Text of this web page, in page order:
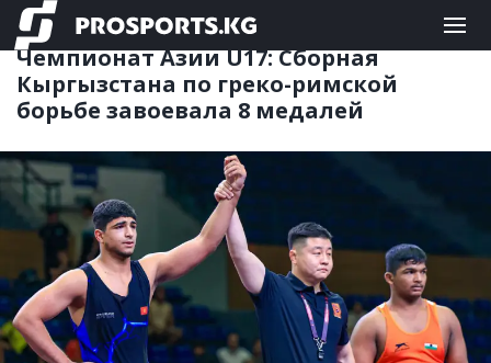
ЕДИНОБОРСТВА 02.06.2026 08:29
Чемпионат Азии U17: Сборная
Кыргызстана по греко-римской
борьбе завоевала 8 медалей